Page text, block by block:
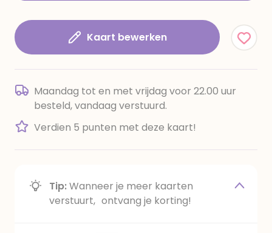
Kaart bewerken
Maandag tot en met vrijdag voor 22.00 uur
besteld, vandaag verstuurd.
Verdien 5 punten met deze kaart!
Tip:Wanneer je meer kaarten
verstuurt, ontvang je korting!